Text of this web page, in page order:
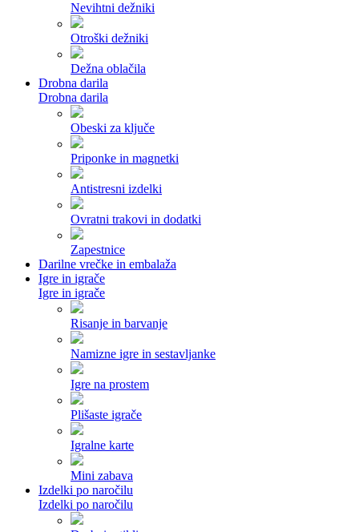
Nevihtni dežniki
Otroški dežniki
Dežna oblačila
Drobna darila
Drobna darila
Obeski za ključe
Priponke in magnetki
Antistresni izdelki
Ovratni trakovi in dodatki
Zapestnice
Darilne vrečke in embalaža
Igre in igrače
Igre in igrače
Risanje in barvanje
Namizne igre in sestavljanke
Igre na prostem
Plišaste igrače
Igralne karte
Mini zabava
Izdelki po naročilu
Izdelki po naročilu